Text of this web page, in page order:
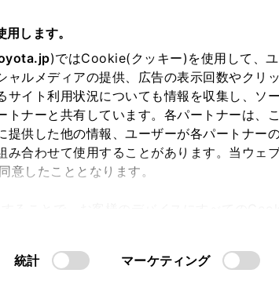
します。
)ではCookie(クッキー)を使用して、
ルメディアの提供、広告の表示回数やクリ
イト利用状況についても情報を収集し、ソ
トナーと共有しています。各パートナーは、
提供した他の情報、ユーザーが各パートナー
み合わせて使用することがあります。当ウェ
したこととなります。
統計 マーケティング
お気に入り 保存した見積り